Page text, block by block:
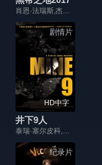
肖恩·法瑞斯,杰森·帕特里克,米洛·吉布森
剧情片
HD中字
井下9人
泰瑞·塞尔皮科,Mark,Ashworth,凯文·塞兹摩尔,克林特·詹姆斯,德鲁·斯塔基,Erin,Elizabeth,Burns,Alpha,Trivette,Francine,Locke,Houston,Annie,Thrash,欧文·瓦卡罗
纪录片